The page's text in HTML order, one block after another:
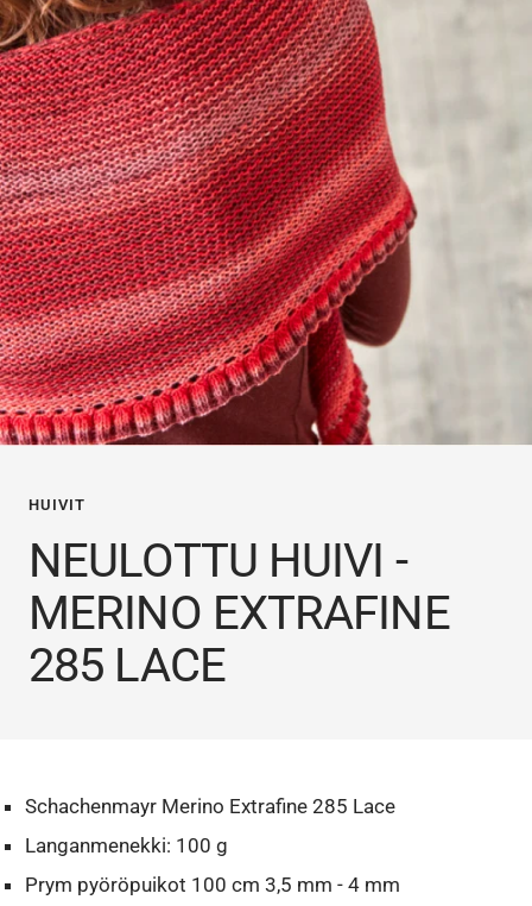
HUIVIT
NEULOTTU HUIVI -
MERINO EXTRAFINE
285 LACE
Schachenmayr Merino Extrafine 285 Lace
Langanmenekki: 100 g
Prym pyöröpuikot 100 cm 3,5 mm - 4 mm